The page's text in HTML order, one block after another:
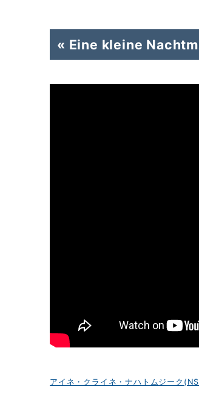
« Eine kleine
アイネ・クライネ・ナハトムジーク